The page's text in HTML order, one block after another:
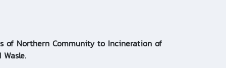
of Northern Community to Incineration of